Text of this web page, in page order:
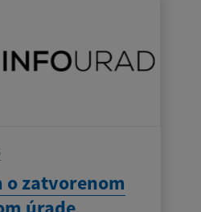
o zatvorenom